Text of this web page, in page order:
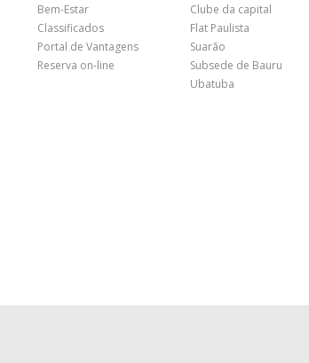
Bem-Estar
Classificados
Portal de Vantagens
Reserva on-line
Clube da capital
Flat Paulista
Suarão
Subsede de Bauru
Ubatuba